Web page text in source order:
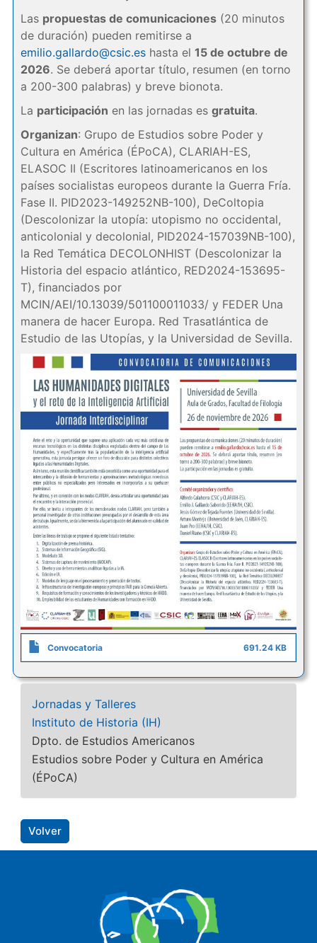
Las propuestas de comunicaciones(20 minutos
de duración) pueden remitirse a
emilio.gallardo@csic.eshasta el 15 de octubre de
2026. Se deberá aportar título, resumen (en torno
a 200-300 palabras) y breve bionota.
La participación en las jornadas es gratuita.
Organizan: Grupo de Estudios sobre Poder y
Cultura en América (ÉPoCA), CLARIAH-ES,
ELASOC II (Escritores latinoamericanos en los
países socialistas europeos durante la Guerra Fría.
Fase II. PID2023-149252NB-100), DeColtopia
(Descolonizar la utopía: utopismo no occidental,
anticolonial y decolonial, PID2024-157039NB-100),
la Red Temática DECOLONHIST (Descolonizar la
Historia del espacio atlántico, RED2024-153695-
T), financiados por
MCIN/AEI/10.13039/501100011033/ y FEDER Una
manera de hacer Europa. Red Trasatlántica de
Estudio de las Utopías, y la Universidad de Sevilla.
Convocatoria 691.24 KB
Jornadas y Talleres
Instituto de Historia (IH)
Dpto. de Estudios Americanos
Estudios sobre Poder y Cultura en América
(ÉPoCA)
Volver